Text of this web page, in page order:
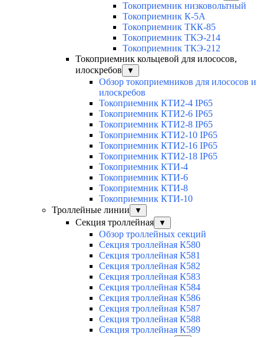
Токоприемник низковольтный
Токоприемник К-5А
Токоприемник ТКК-85
Токоприемник ТКЭ-214
Токоприемник ТКЭ-212
Токоприемник кольцевой для илососов,
илоскребов
▼
Обзор токоприемников для илососов и
илоскребов
Токоприемник КТИ2-4 IP65
Токоприемник КТИ2-6 IP65
Токоприемник КТИ2-8 IP65
Токоприемник КТИ2-10 IP65
Токоприемник КТИ2-16 IP65
Токоприемник КТИ2-18 IP65
Токоприемник КТИ-4
Токоприемник КТИ-6
Токоприемник КТИ-8
Токоприемник КТИ-10
Троллейные линии
▼
Секция троллейная ▼
Обзор троллейных секций
Секция троллейная К580
Секция троллейная К581
Секция троллейная К582
Секция троллейная К583
Секция троллейная К584
Секция троллейная К586
Секция троллейная К587
Секция троллейная К588
Секция троллейная К589